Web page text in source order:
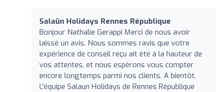
Salaün Holidays Rennes République
Bonjour Nathalie Gerappi Merci de nous avoir
laissé un avis. Nous sommes ravis que votre
expérience de conseil reçu ait été à la hauteur de
vos attentes, et nous espérons vous compter
encore longtemps parmi nos clients. A bientôt.
L'équipe Salaun Holidays de Rennes République